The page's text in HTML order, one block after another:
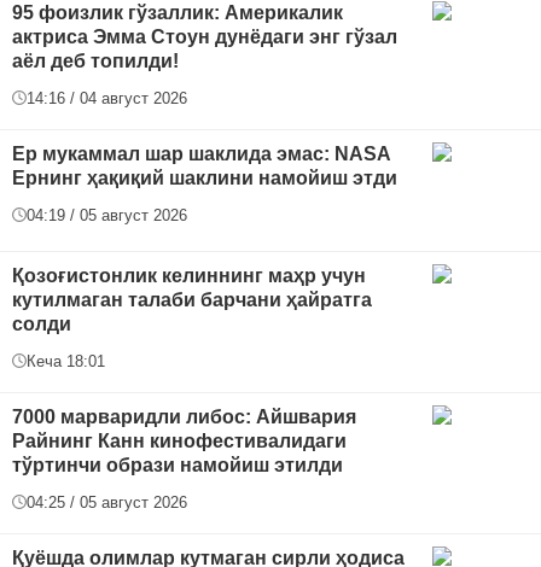
95 фоизлик гўзаллик: Америкалик
актриса Эмма Стоун дунёдаги энг гўзал
аёл деб топилди!
14:16 / 04 август 2026
Ер мукаммал шар шаклида эмас: NASA
Ернинг ҳақиқий шаклини намойиш этди
04:19 / 05 август 2026
Қозоғистонлик келиннинг маҳр учун
кутилмаган талаби барчани ҳайратга
солди
Кеча 18:01
7000 марваридли либос: Айшвария
Райнинг Канн кинофестивалидаги
тўртинчи образи намойиш этилди
04:25 / 05 август 2026
Қуёшда олимлар кутмаган сирли ҳодиса